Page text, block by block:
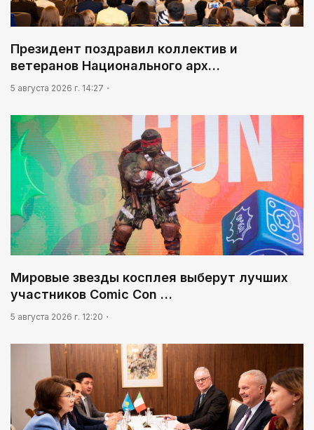
Президент поздравил коллектив и
ветеранов Национального арх…
5 августа 2026 г. 14:27
Мировые звезды косплея выберут лучших
участников Comic Con …
5 августа 2026 г. 12:20